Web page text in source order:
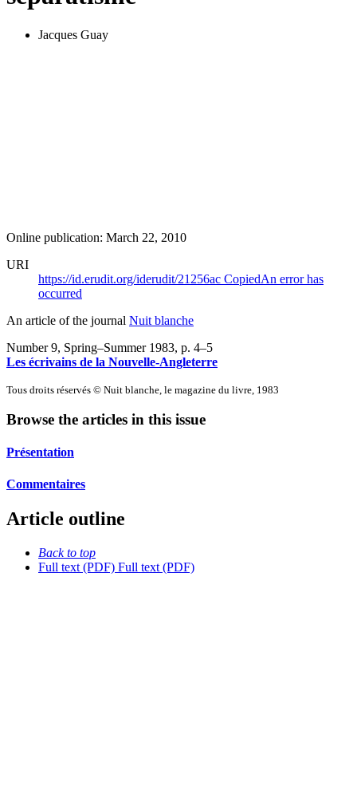
Jacques Guay
Online publication: March 22, 2010
URI
https://id.erudit.org/iderudit/21256ac CopiedAn error has
occurred
An article of the journal Nuit blanche
Number 9, Spring–Summer 1983, p. 4–5
Les écrivains de la Nouvelle-Angleterre
Tous droits réservés © Nuit blanche, le magazine du livre, 1983
Browse the articles in this issue
Présentation
Commentaires
Article outline
Back to top
Full text (PDF) Full text (PDF)